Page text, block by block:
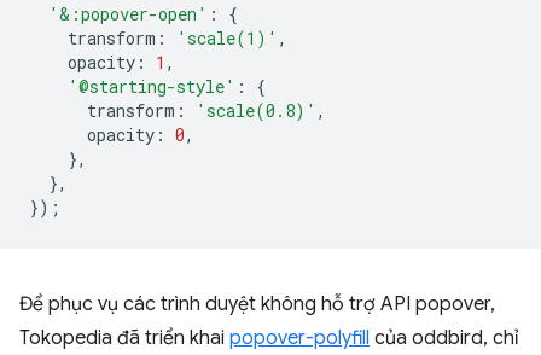
'&:popover-open' :
{
transform : 'scale(1)' ,
opacity : 1 ,
'@starting-style' :
{
transform : 'scale(0.8)' ,
opacity : 0,
},
},
});
Để phục vụ các trình duyệt không hỗ trợ API popover,
Tokopedia đã triển khai popover-polyfill của oddbird, chỉ